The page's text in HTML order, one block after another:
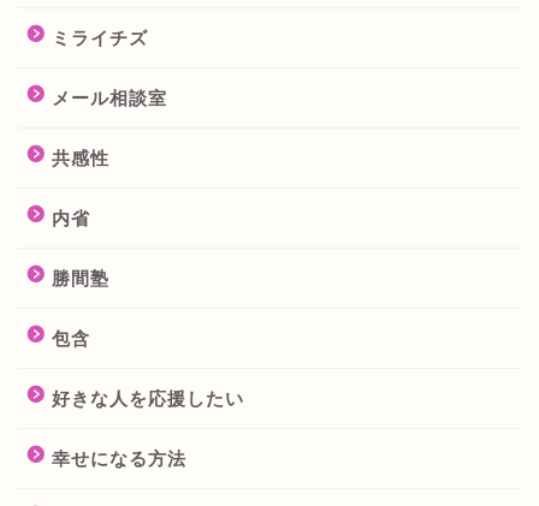
ミライチズ
メール相談室
共感性
内省
勝間塾
包含
好きな人を応援したい
幸せになる方法